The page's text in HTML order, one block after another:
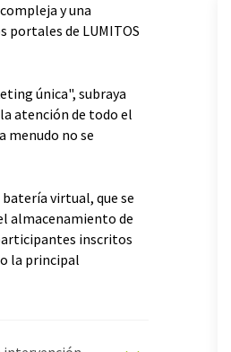
y una
portales de LUMITOS
única", subraya
atención de todo el
menudo no se
virtual, que se
almacenamiento de
inscritos
la principal